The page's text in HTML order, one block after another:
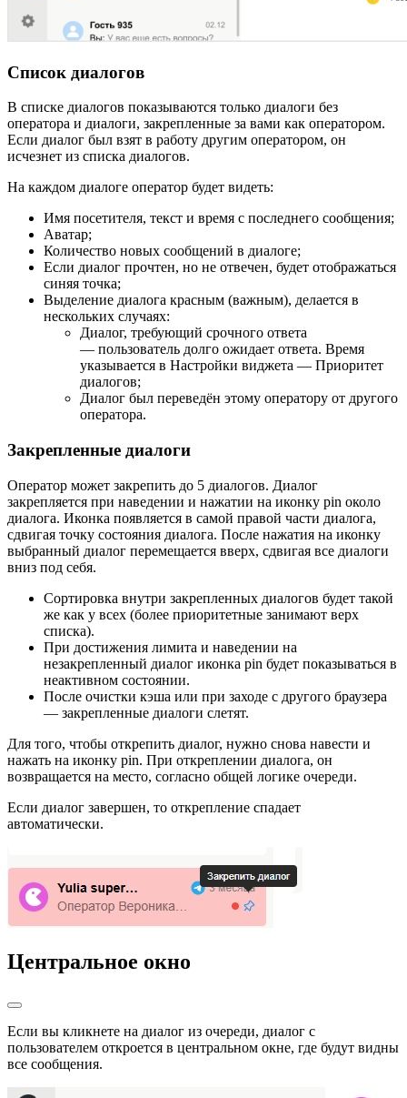
Список диалогов
В списке диалогов показываются только диалоги без
оператора и диалоги, закрепленные за вами как оператором.
Если диалог был взят в работу другим оператором, он
исчезнет из списка диалогов.
На каждом диалоге оператор будет видеть:
Имя посетителя, текст и время с последнего сообщения;
Аватар;
Количество новых сообщений в диалоге;
Если диалог прочтен, но не отвечен, будет отображаться
синяя точка;
Выделение диалога красным (важным), делается в
нескольких случаях:
Диалог, требующий срочного ответа
— пользователь долго ожидает ответа. Время
указывается в Настройки виджета — Приоритет
диалогов;
Диалог был переведён этому оператору от другого
оператора.
Закрепленные диалоги
Оператор может закрепить до 5 диалогов. Диалог
закрепляется при наведении и нажатии на иконку pin около
диалога. Иконка появляется в самой правой части диалога,
сдвигая точку состояния диалога. После нажатия на иконку
выбранный диалог перемещается вверх, сдвигая все диалоги
вниз под себя.
Сортировка внутри закрепленных диалогов будет такой
же как у всех (более приоритетные занимают верх
списка).
При достижения лимита и наведении на
незакрепленный диалог иконка pin будет показываться в
неактивном состоянии.
После очистки кэша или при заходе с другого браузера
— закрепленные диалоги слетят.
Для того, чтобы открепить диалог, нужно снова навести и
нажать на иконку pin. При откреплении диалога, он
возвращается на место, согласно общей логике очереди.
Если диалог завершен, то открепление спадает
автоматически.
Центральное окно
Если вы кликнете на диалог из очереди, диалог с
пользователем откроется в центральном окне, где будут видны
все сообщения.